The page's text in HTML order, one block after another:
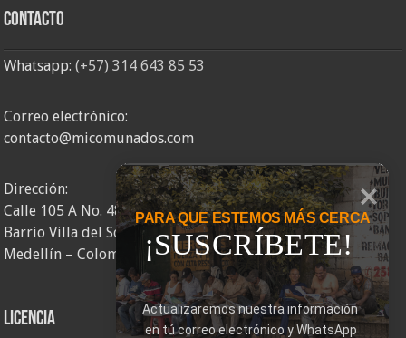
Contacto
Whatsapp:(+57) 314 643 85 53
Correo electrónico:
contacto@micomunados.com
Dirección:
Calle 105 A No. 48AA – 58
Barrio Villa del Socorro
Medellín – Colombia
Licencia
PARA QUE ESTEMOS MÁS CERCA
¡SUSCRÍBETE!
Actualizaremos nuestra información
en tú correo electrónico y WhatsApp